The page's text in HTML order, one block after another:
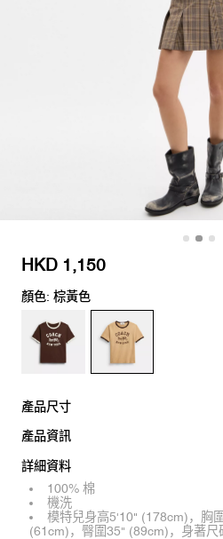
HKD 1,150
顏色: 棕黃色
產品尺寸
產品資訊
詳細資料
100% 棉
機洗
模特兒身高5'10" (178cm)，胸
(61cm)，臀圍35" (89cm)，身著尺